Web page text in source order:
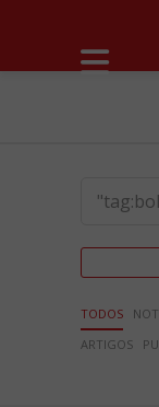
TODOS
ARTIGOS